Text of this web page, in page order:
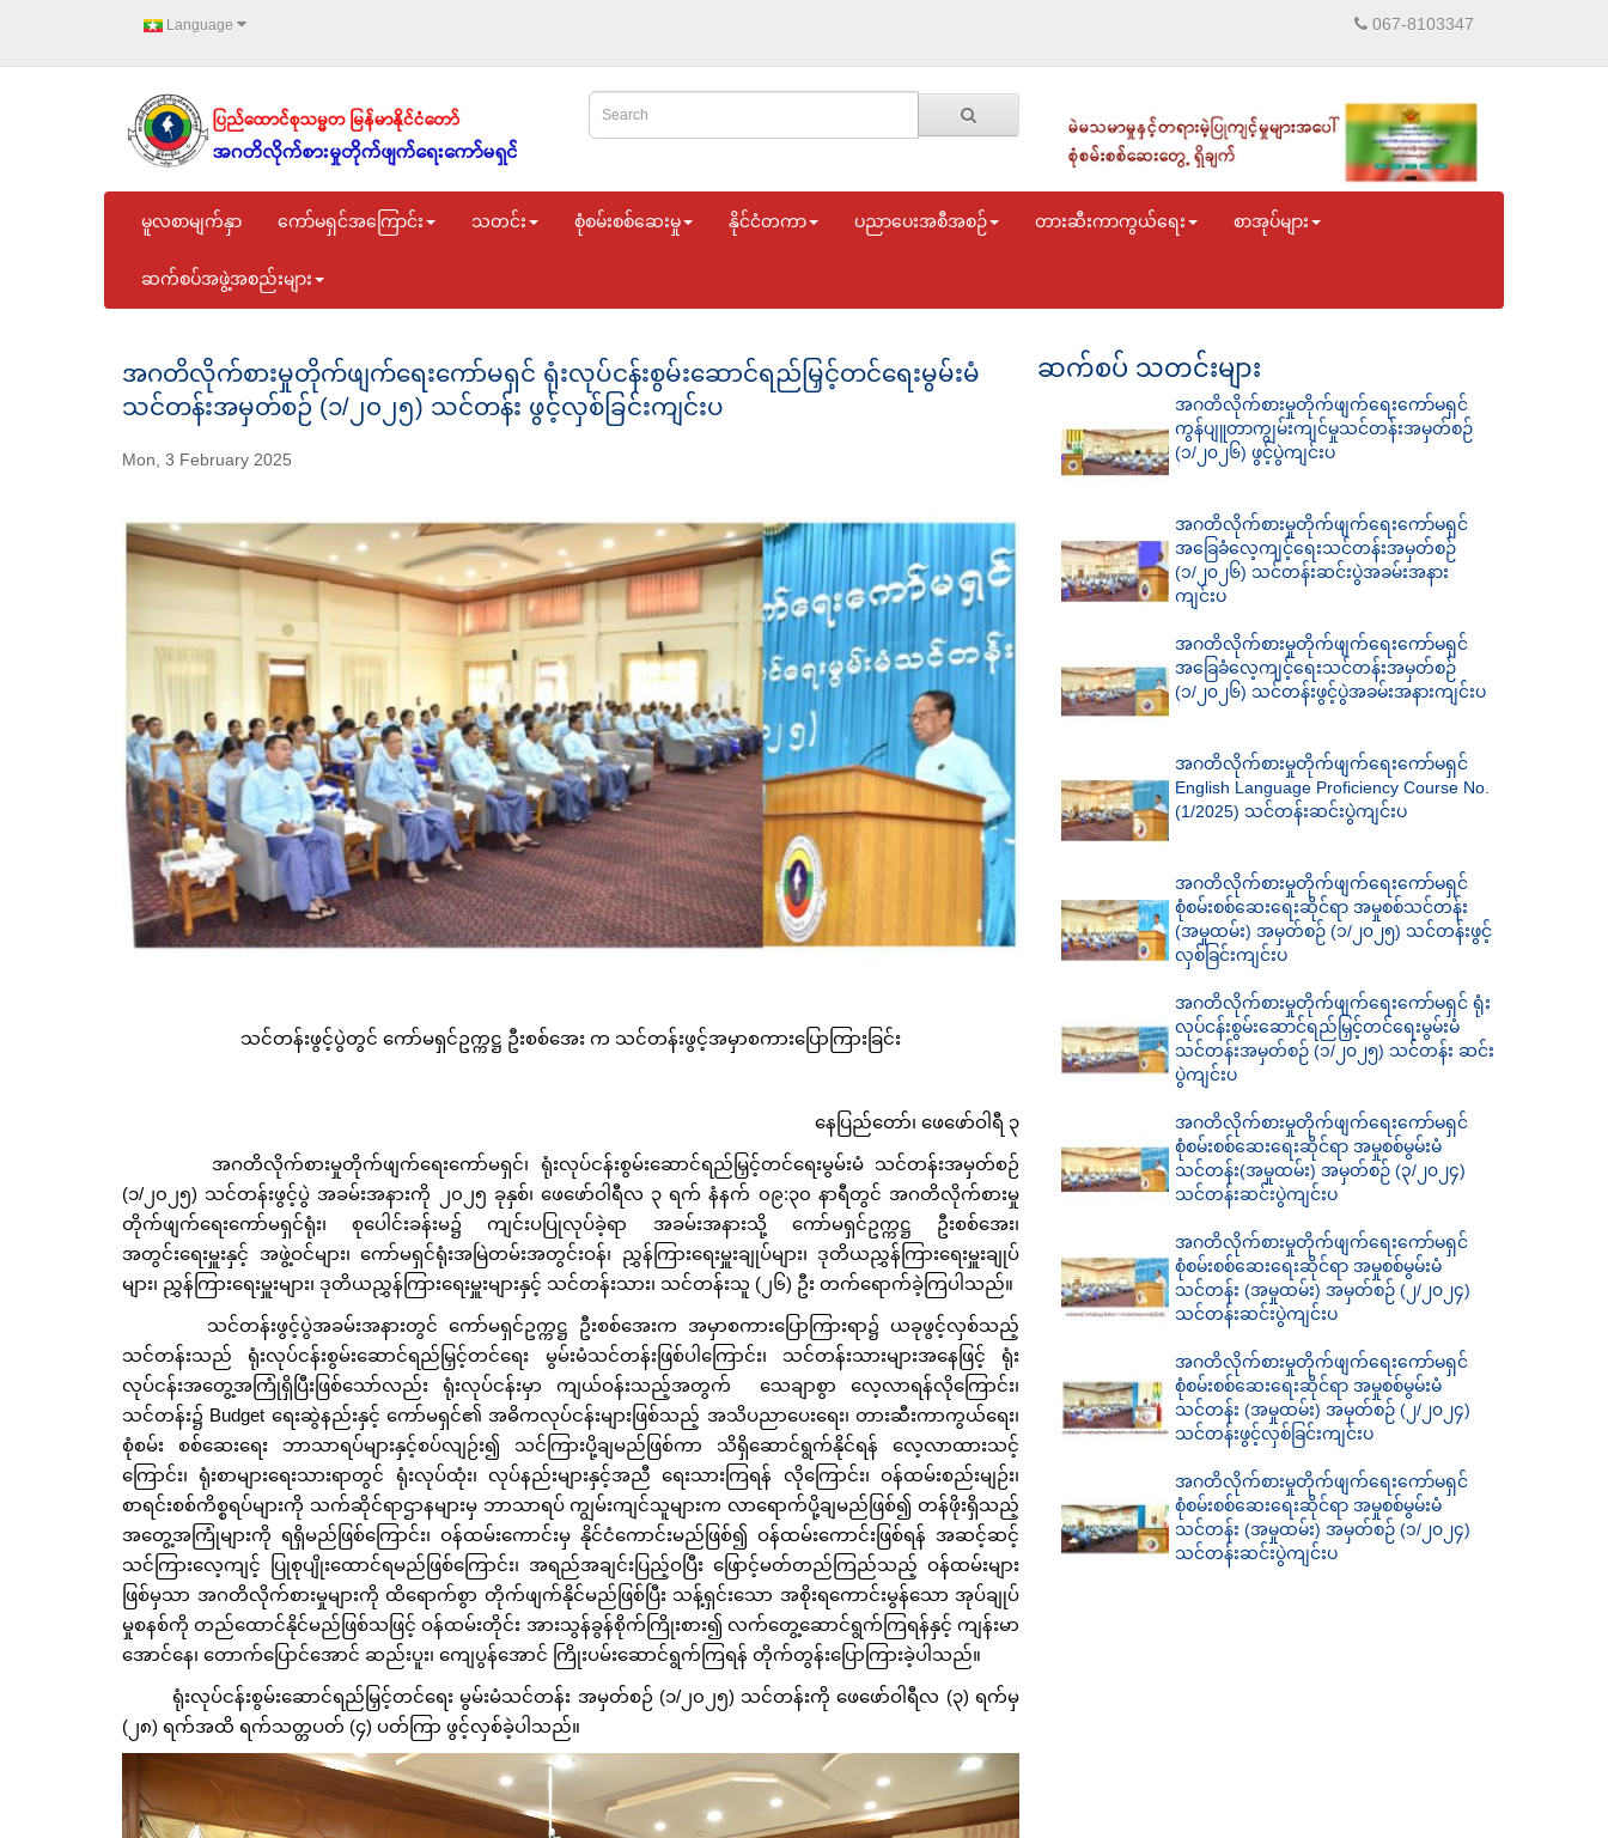
Language 067-8103347
မူလစာမျက်နှာ ကော်မရှင်အကြောင်း သတင်း စုံစမ်းစစ်ဆေးမှု နိုင်ငံတကာ ပညာပေးအစီအစဉ် တားဆီးကာကွယ်ရေး စာအုပ်များ
ဆက်စပ်အဖွဲ့အစည်းများ
အဂတိလိုက်စားမှုတိုက်ဖျက်ရေးကော်မရှင် ရုံးလုပ်ငန်းစွမ်းဆောင်ရည်မြှင့်တင်ရေးမွမ်းမံ
သင်တန်းအမှတ်စဉ် (၁/၂၀၂၅) သင်တန်း ဖွင့်လှစ်ခြင်းကျင်းပ
Mon, 3 February 2025
သင်တန်းဖွင့်ပွဲတွင် ကော်မရှင်ဥက္ကဋ္ဌ ဦးစစ်အေး က သင်တန်းဖွင့်အမှာစကားပြောကြားခြင်း
နေပြည်တော်၊ ဖေဖော်ဝါရီ ၃
အဂတိလိုက်စားမှုတိုက်ဖျက်ရေးကော်မရှင်၊ ရုံးလုပ်ငန်းစွမ်းဆောင်ရည်မြှင့်တင်ရေးမွမ်းမံ သင်တန်းအမှတ်စဉ်
(၁/၂၀၂၅) သင်တန်းဖွင့်ပွဲ အခမ်းအနားကို ၂၀၂၅ ခုနှစ်၊ ဖေဖော်ဝါရီလ ၃ ရက် နံနက် ၀၉:၃၀ နာရီတွင် အဂတိလိုက်စားမှု
တိုက်ဖျက်ရေးကော်မရှင်ရုံး၊ စုပေါင်းခန်းမ၌ ကျင်းပပြုလုပ်ခဲ့ရာ အခမ်းအနားသို့ ကော်မရှင်ဥက္ကဋ္ဌ ဦးစစ်အေး၊
အတွင်းရေးမှူးနှင့် အဖွဲ့ဝင်များ၊ ကော်မရှင်ရုံးအမြဲတမ်းအတွင်းဝန်၊ ညွှန်ကြားရေးမှူးချုပ်များ၊ ဒုတိယညွှန်ကြားရေးမှူးချုပ်
များ၊ ညွှန်ကြားရေးမှူးများ၊ ဒုတိယညွှန်ကြားရေးမှူးများနှင့် သင်တန်းသား၊ သင်တန်းသူ (၂၆) ဦး တက်ရောက်ခဲ့ကြပါသည်။
သင်တန်းဖွင့်ပွဲအခမ်းအနားတွင် ကော်မရှင်ဥက္ကဋ္ဌ ဦးစစ်အေးက အမှာစကားပြောကြားရာ၌ ယခုဖွင့်လှစ်သည့်
သင်တန်းသည် ရုံးလုပ်ငန်းစွမ်းဆောင်ရည်မြှင့်တင်ရေး မွမ်းမံသင်တန်းဖြစ်ပါကြောင်း၊ သင်တန်းသားများအနေဖြင့် ရုံး
လုပ်ငန်းအတွေ့အကြုံရှိပြီးဖြစ်သော်လည်း ရုံးလုပ်ငန်းမှာ ကျယ်ဝန်းသည့်အတွက် သေချာစွာ လေ့လာရန်လိုကြောင်း၊
သင်တန်း၌ Budget ရေးဆွဲနည်းနှင့် ကော်မရှင်၏ အဓိကလုပ်ငန်းများဖြစ်သည့် အသိပညာပေးရေး၊ တားဆီးကာကွယ်ရေး၊
စုံစမ်း စစ်ဆေးရေး ဘာသာရပ်များနှင့်စပ်လျဉ်း၍ သင်ကြားပို့ချမည်ဖြစ်ကာ သိရှိဆောင်ရွက်နိုင်ရန် လေ့လာထားသင့်
ကြောင်း၊ ရုံးစာများရေးသားရာတွင် ရုံးလုပ်ထုံး၊ လုပ်နည်းများနှင့်အညီ ရေးသားကြရန် လိုကြောင်း၊ ဝန်ထမ်းစည်းမျဉ်း၊
စာရင်းစစ်ကိစ္စရပ်များကို သက်ဆိုင်ရာဌာနများမှ ဘာသာရပ် ကျွမ်းကျင်သူများက လာရောက်ပို့ချမည်ဖြစ်၍ တန်ဖိုးရှိသည့်
အတွေ့အကြုံများကို ရရှိမည်ဖြစ်ကြောင်း၊ ဝန်ထမ်းကောင်းမှ နိုင်ငံကောင်းမည်ဖြစ်၍ ဝန်ထမ်းကောင်းဖြစ်ရန် အဆင့်ဆင့်
သင်ကြားလေ့ကျင့် ပြုစုပျိုးထောင်ရမည်ဖြစ်ကြောင်း၊ အရည်အချင်းပြည့်ဝပြီး ဖြောင့်မတ်တည်ကြည်သည့် ဝန်ထမ်းများ
ဖြစ်မှသာ အဂတိလိုက်စားမှုများကို ထိရောက်စွာ တိုက်ဖျက်နိုင်မည်ဖြစ်ပြီး သန့်ရှင်းသော အစိုးရကောင်းမွန်သော အုပ်ချုပ်
မှုစနစ်ကို တည်ထောင်နိုင်မည်ဖြစ်သဖြင့် ဝန်ထမ်းတိုင်း အားသွန်ခွန်စိုက်ကြိုးစား၍ လက်တွေ့ဆောင်ရွက်ကြရန်နှင့် ကျန်းမာ
အောင်နေ၊ တောက်ပြောင်အောင် ဆည်းပူး၊ ကျေပွန်အောင် ကြိုးပမ်းဆောင်ရွက်ကြရန် တိုက်တွန်းပြောကြားခဲ့ပါသည်။
ရုံးလုပ်ငန်းစွမ်းဆောင်ရည်မြှင့်တင်ရေး မွမ်းမံသင်တန်း အမှတ်စဉ် (၁/၂၀၂၅) သင်တန်းကို ဖေဖော်ဝါရီလ (၃) ရက်မှ
(၂၈) ရက်အထိ ရက်သတ္တပတ် (၄) ပတ်ကြာ ဖွင့်လှစ်ခဲ့ပါသည်။
ဆက်စပ် သတင်းများ
အဂတိလိုက်စားမှုတိုက်ဖျက်ရေးကော်မရှင်
ကွန်ပျူတာကျွမ်းကျင်မှုသင်တန်းအမှတ်စဉ်
(၁/၂၀၂၆) ဖွင့်ပွဲကျင်းပ
အဂတိလိုက်စားမှုတိုက်ဖျက်ရေးကော်မရှင်
အခြေခံလေ့ကျင့်ရေးသင်တန်းအမှတ်စဉ်
(၁/၂၀၂၆) သင်တန်းဆင်းပွဲအခမ်းအနား
ကျင်းပ
အဂတိလိုက်စားမှုတိုက်ဖျက်ရေးကော်မရှင်
အခြေခံလေ့ကျင့်ရေးသင်တန်းအမှတ်စဉ်
(၁/၂၀၂၆) သင်တန်းဖွင့်ပွဲအခမ်းအနားကျင်းပ
အဂတိလိုက်စားမှုတိုက်ဖျက်ရေးကော်မရှင်
English Language Proficiency Course No.
(1/2025) သင်တန်းဆင်းပွဲကျင်းပ
အဂတိလိုက်စားမှုတိုက်ဖျက်ရေးကော်မရှင်
စုံစမ်းစစ်ဆေးရေးဆိုင်ရာ အမှုစစ်သင်တန်း
(အမှုထမ်း) အမှတ်စဉ် (၁/၂၀၂၅) သင်တန်းဖွင့်
လှစ်ခြင်းကျင်းပ
အဂတိလိုက်စားမှုတိုက်ဖျက်ရေးကော်မရှင် ရုံး
လုပ်ငန်းစွမ်းဆောင်ရည်မြှင့်တင်ရေးမွမ်းမံ
သင်တန်းအမှတ်စဉ် (၁/၂၀၂၅) သင်တန်း ဆင်း
ပွဲကျင်းပ
အဂတိလိုက်စားမှုတိုက်ဖျက်ရေးကော်မရှင်
စုံစမ်းစစ်ဆေးရေးဆိုင်ရာ အမှုစစ်မွမ်းမံ
သင်တန်း(အမှုထမ်း) အမှတ်စဉ် (၃/၂၀၂၄)
သင်တန်းဆင်းပွဲကျင်းပ
အဂတိလိုက်စားမှုတိုက်ဖျက်ရေးကော်မရှင်
စုံစမ်းစစ်ဆေးရေးဆိုင်ရာ အမှုစစ်မွမ်းမံ
သင်တန်း (အမှုထမ်း) အမှတ်စဉ် (၂/၂၀၂၄)
သင်တန်းဆင်းပွဲကျင်းပ
အဂတိလိုက်စားမှုတိုက်ဖျက်ရေးကော်မရှင်
စုံစမ်းစစ်ဆေးရေးဆိုင်ရာ အမှုစစ်မွမ်းမံ
သင်တန်း (အမှုထမ်း) အမှတ်စဉ် (၂/၂၀၂၄)
သင်တန်းဖွင့်လှစ်ခြင်းကျင်းပ
အဂတိလိုက်စားမှုတိုက်ဖျက်ရေးကော်မရှင်
စုံစမ်းစစ်ဆေးရေးဆိုင်ရာ အမှုစစ်မွမ်းမံ
သင်တန်း (အမှုထမ်း) အမှတ်စဉ် (၁/၂၀၂၄)
သင်တန်းဆင်းပွဲကျင်းပ